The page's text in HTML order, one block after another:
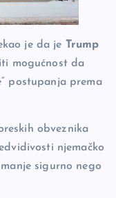
je da je Trump
mogućnost da
postupanja prema
obveznika
njemačko
sigurno nego